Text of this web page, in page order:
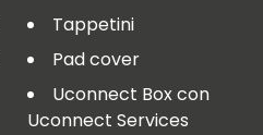
Tappetini
Pad cover
Uconnect Box con
Uconnect Services